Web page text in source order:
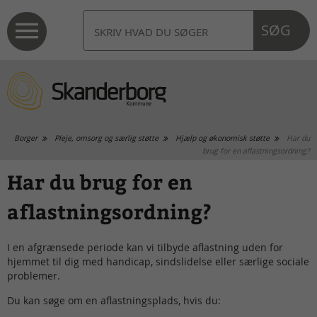
SØG
Borger Pleje, omsorg og særlig støtte Hjælp og økonomisk støtte
Har du
brug for en aflastningsordning?
Har du brug for en
aflastningsordning?
I en afgrænsede periode kan vi tilbyde aflastning uden for
hjemmet til dig med handicap, sindslidelse eller særlige sociale
problemer.
Du kan søge om en aflastningsplads, hvis du: